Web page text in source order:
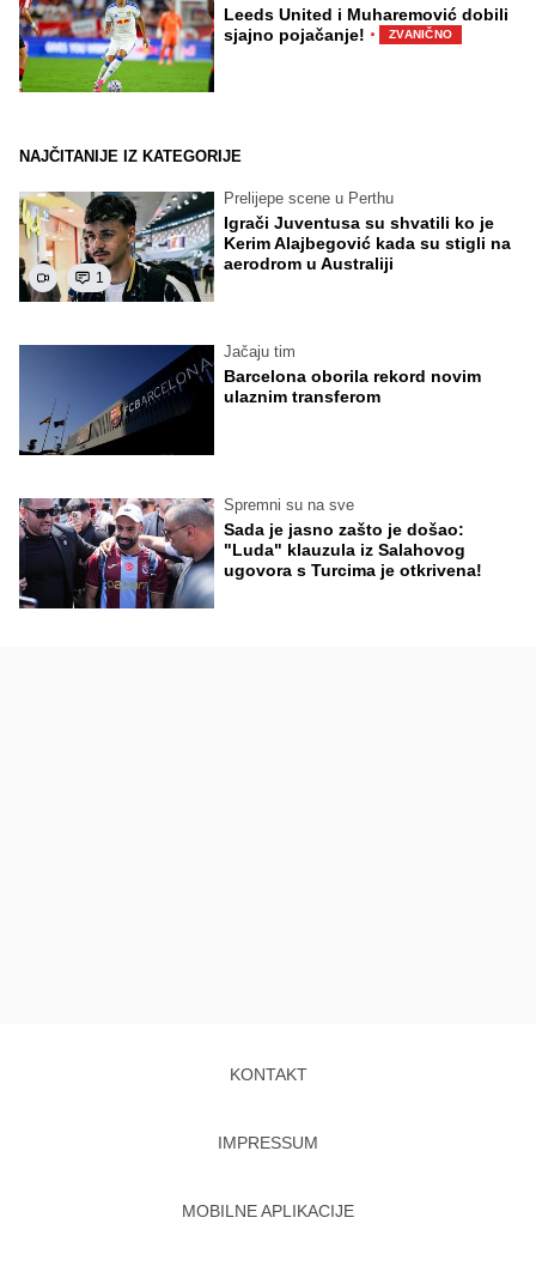
Leeds United i Muharemović dobili
sjajno pojačanje! · ZVANIČNO
NAJČITANIJE IZ KATEGORIJE
1
Prelijepe scene u Perthu
Igrači Juventusa su shvatili ko je
Kerim Alajbegović kada su stigli na
aerodrom u Australiji
Jačaju tim
Barcelona oborila rekord novim
ulaznim transferom
Spremni su na sve
Sada je jasno zašto je došao:
"Luda" klauzula iz Salahovog
ugovora s Turcima je otkrivena!
KONTAKT
IMPRESSUM
MOBILNE APLIKACIJE